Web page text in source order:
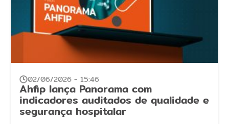
02/06/2026 - 15:46
Ahfip lança Panorama com
indicadores auditados de qualidade e
segurança hospitalar